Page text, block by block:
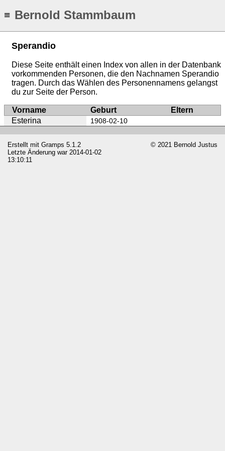
≡ Bernold Stammbaum
Sperandio
Diese Seite enthält einen Index von allen in der Datenbank
vorkommenden Personen, die den Nachnamen Sperandio
tragen. Durch das Wählen des Personennamens gelangst
du zur Seite der Person.
Vorname Geburt
Eltern
Esterina
1908-02-10
Erstellt mit Gramps 5.1.2
Letzte Änderung war 2014-01-02
13:10:11
© 2021 Bernold Justus